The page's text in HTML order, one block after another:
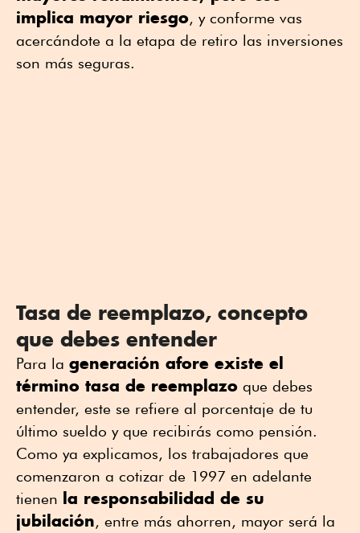
implica mayor riesgo, y conforme vas
acercándote a la etapa de retiro las inversiones
son más seguras.
Tasa de reemplazo, concepto
que debes entender
Para la generación afore existe el
término tasa de reemplazo que debes
entender, este se refiere al porcentaje de tu
último sueldo y que recibirás como pensión.
Como ya explicamos, los trabajadores que
comenzaron a cotizar de 1997 en adelante
tienen la responsabilidad de su
jubilación, entre más ahorren, mayor será la